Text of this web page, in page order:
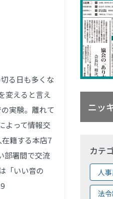
る日も多くな
変えると言え
実験。離れて
よって情報交
籍する本店7
部署間で交流
「いい音の
ニッ
カテ
人
法